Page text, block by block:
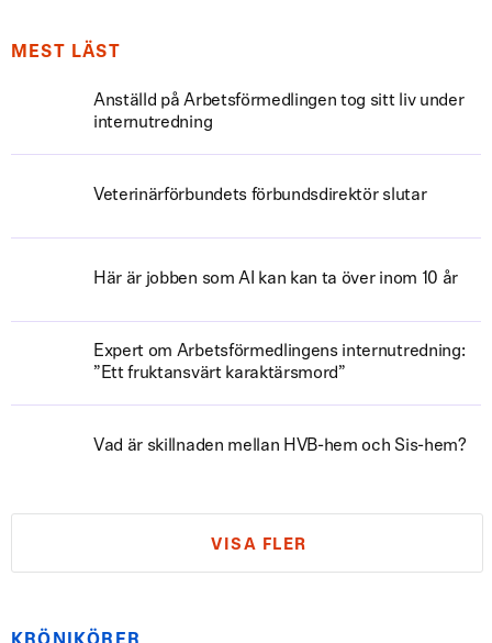
MEST LÄST
Anställd på Arbetsförmedlingen tog sitt liv under
internutredning
Veterinärförbundets förbundsdirektör slutar
Här är jobben som AI kan kan ta över inom 10 år
Expert om Arbetsförmedlingens internutredning:
”Ett fruktansvärt karaktärsmord”
Vad är skillnaden mellan HVB-hem och Sis-hem?
VISA FLER